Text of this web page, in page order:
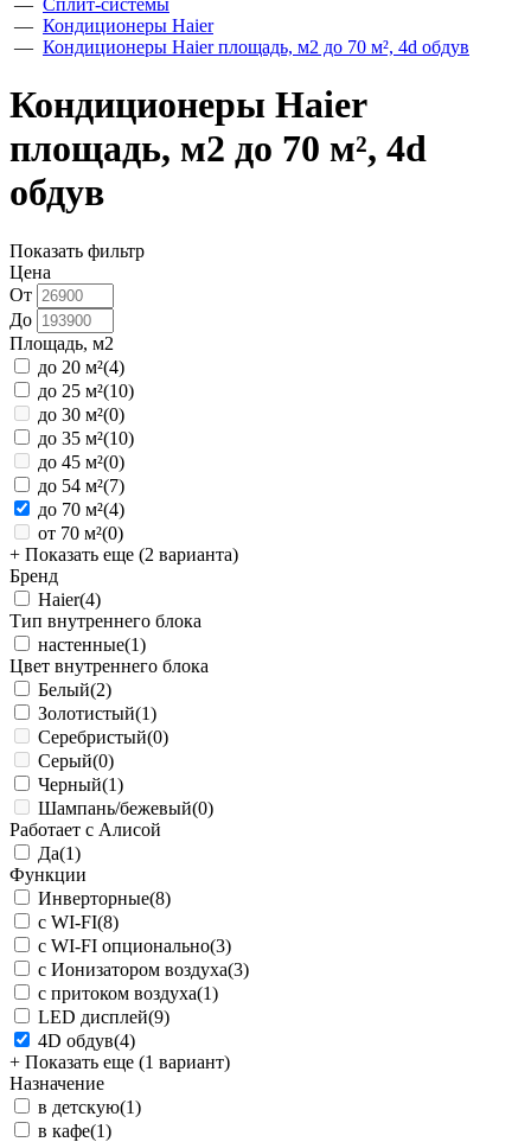
— Сплит-системы
— Кондиционеры Haier
— Кондиционеры Haier площадь, м2 до 70 м², 4d обдув
Кондиционеры Haier
площадь, м2 до 70 м², 4d
обдув
Показать фильтр
Цена
От
До
Площадь, м2
до 20 м²(4)
до 25 м²(10)
до 30 м²(0)
до 35 м²(10)
до 45 м²(0)
до 54 м²(7)
до 70 м²(4)
от 70 м²(0)
+ Показать еще (2 варианта)
Бренд
Haier(4)
Тип внутреннего блока
настенные(1)
Цвет внутреннего блока
Белый(2)
Золотистый(1)
Серебристый(0)
Серый(0)
Черный(1)
Шампань/бежевый(0)
Работает с Алисой
Да(1)
Функции
Инверторные(8)
с WI-FI(8)
с WI-FI опционально(3)
с Ионизатором воздуха(3)
с притоком воздуха(1)
LED дисплей(9)
4D обдув(4)
+ Показать еще (1 вариант)
Назначение
в детскую(1)
в кафе(1)